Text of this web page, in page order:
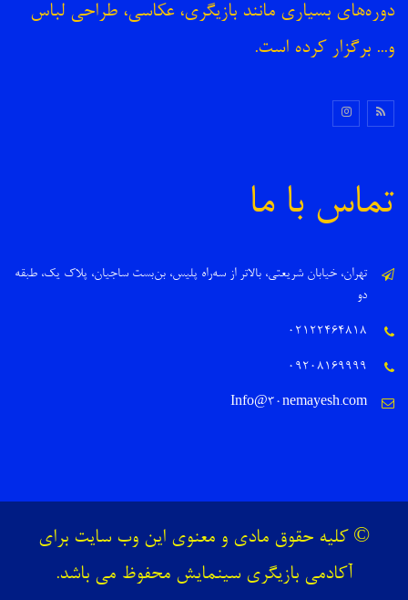
دوره‌های بسیاری مانند بازیگری، عکاسی، طراحی لباس
و... برگزار کرده است.
تماس با ما
تهران، خیابان شریعتی، بالاتر از سه‌راه پلیس، بن‌بست ساجیان، پلاک یک، طبقه
دو
۰۲۱۲۲۴۶۴۸۱۸
۰۹۲۰۸۱۶۹۹۹۹
Info@30nemayesh.com
© کليه حقوق مادی و معنوی اين وب سایت برای
آکادمی بازیگری سینمایش محفوظ می باشد.